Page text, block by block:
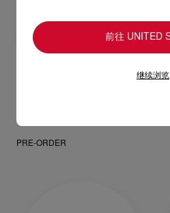
RM 1.750,00
PRE-ORDER
前往 UNITED
继续浏览